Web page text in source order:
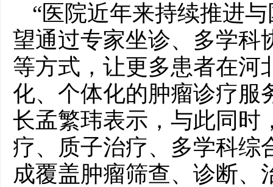
“医院近年来持续推进
望通过专家坐诊、多学科
等方式，让更多患者在河
化、个体化的肿瘤诊疗服
长孟繁玮表示，与此同时
疗、质子治疗、多学科综
成覆盖肿瘤筛查、诊断、